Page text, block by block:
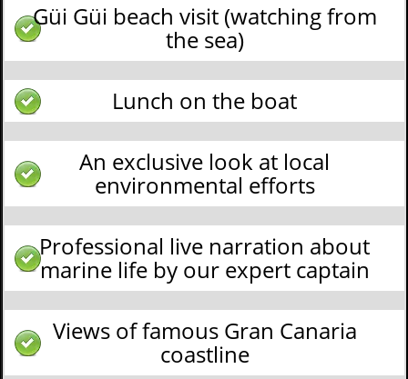
Güi Güi beach visit (watching from
the sea)
Lunch on the boat
An exclusive look at local
environmental efforts
Professional live narration about
marine life by our expert captain
Views of famous Gran Canaria
coastline